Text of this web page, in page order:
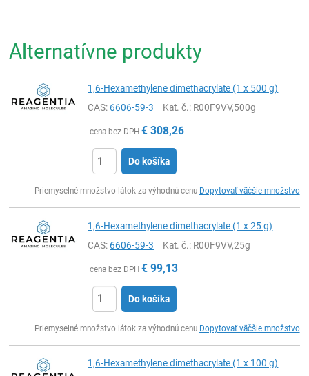
Alternatívne produkty
1,6-Hexamethylene dimethacrylate (1 x 500 g)
CAS:6606-59-3 Kat. č.: R00F9VV,500g
cena bez DPH € 308,26
Do košíka
Priemyselné množstvo látok za výhodnú cenu Dopytovať väčšie množstvo
1,6-Hexamethylene dimethacrylate (1 x 25 g)
CAS:6606-59-3 Kat. č.: R00F9VV,25g
cena bez DPH € 99,13
Do košíka
Priemyselné množstvo látok za výhodnú cenu Dopytovať väčšie množstvo
1,6-Hexamethylene dimethacrylate (1 x 100 g)